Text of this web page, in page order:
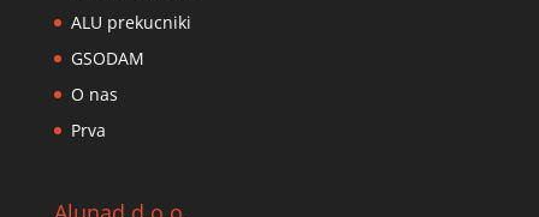
ALU prekucniki
GSODAM
O nas
Prva